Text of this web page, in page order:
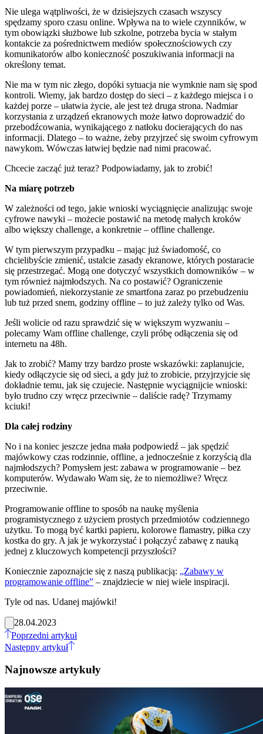
Nie ulega wątpliwości, że w dzisiejszych czasach wszyscy
spędzamy sporo czasu online. Wpływa na to wiele czynników, w
tym obowiązki służbowe lub szkolne, potrzeba bycia w stałym
kontakcie za pośrednictwem mediów społecznościowych czy
komunikatorów albo konieczność poszukiwania informacji na
określony temat.
Nie ma w tym nic złego, dopóki sytuacja nie wymknie nam się spod
kontroli. Wiemy, jak bardzo dostęp do sieci – z każdego miejsca i o
każdej porze – ułatwia życie, ale jest też druga strona. Nadmiar
korzystania z urządzeń ekranowych może łatwo doprowadzić do
przebodźcowania, wynikającego z natłoku docierających do nas
informacji. Dlatego – to ważne, żeby przyjrzeć się swoim cyfrowym
nawykom. Wówczas łatwiej będzie nad nimi pracować.
Chcecie zacząć już teraz? Podpowiadamy, jak to zrobić!
Na miarę potrzeb
W zależności od tego, jakie wnioski wyciągnięcie analizując swoje
cyfrowe nawyki – możecie postawić na metodę małych kroków
albo większy challenge, a konkretnie – offline challenge.
W tym pierwszym przypadku – mając już świadomość, co
chcielibyście zmienić, ustalcie zasady ekranowe, których postaracie
się przestrzegać. Mogą one dotyczyć wszystkich domowników – w
tym również najmłodszych. Na co postawić? Ograniczenie
powiadomień, niekorzystanie ze smartfona zaraz po przebudzeniu
lub tuż przed snem, godziny offline – to już zależy tylko od Was.
Jeśli wolicie od razu sprawdzić się w większym wyzwaniu –
polecamy Wam offline challenge, czyli próbę odłączenia się od
internetu na 48h.
Jak to zrobić? Mamy trzy bardzo proste wskazówki: zaplanujcie,
kiedy odłączycie się od sieci, a gdy już to zrobicie, przyjrzyjcie się
dokładnie temu, jak się czujecie. Następnie wyciągnijcie wnioski:
było trudno czy wręcz przeciwnie – daliście radę? Trzymamy
kciuki!
Dla całej rodziny
No i na koniec jeszcze jedna mała podpowiedź – jak spędzić
majówkowy czas rodzinnie, offline, a jednocześnie z korzyścią dla
najmłodszych? Pomysłem jest: zabawa w programowanie – bez
komputerów. Wydawało Wam się, że to niemożliwe? Wręcz
przeciwnie.
Programowanie offline to sposób na naukę myślenia
programistycznego z użyciem prostych przedmiotów codziennego
użytku. To mogą być kartki papieru, kolorowe flamastry, piłka czy
kostka do gry. A jak je wykorzystać i połączyć zabawę z nauką
jednej z kluczowych kompetencji przyszłości?
Koniecznie zapoznajcie się z naszą publikacją: „Zabawy w
programowanie offline” – znajdziecie w niej wiele inspiracji.
Tyle od nas. Udanej majówki!
28.04.2023
Poprzedni artykuł
Następny artykuł
Najnowsze artykuły